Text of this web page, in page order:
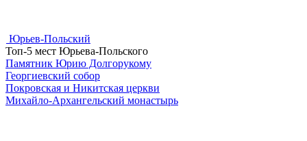
Юрьев-Польский
Топ-5 мест Юрьева-Польского
Памятник Юрию Долгорукому
Георгиевский собор
Покровская и Никитская церкви
Михайло-Архангельский монастырь